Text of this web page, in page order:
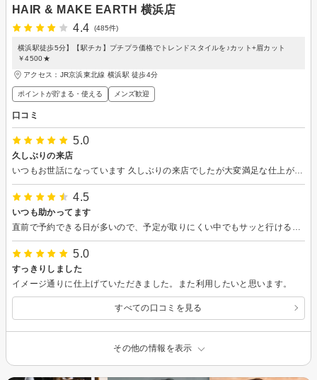
HAIR & MAKE EARTH 横浜店
4.4
(485件)
横浜駅徒歩5分】【駅チカ】プチプラ価格でトレンドスタイルを♪カット+眉カット
￥4500★
アクセス：JR京浜東北線 横浜駅 徒歩4分
ポイントが貯まる・使える メンズ歓迎
口コミ
5.0
久しぶりの来店
いつもお世話になっています 久しぶりの来店でしたが大変満足な仕上がりでした また宜しくお願いします
4.5
いつも助かってます
5.0
すっきりしました
イメージ通りに仕上げていただきました。また利用したいと思います。
すべての口コミを見る
その他の情報を表示